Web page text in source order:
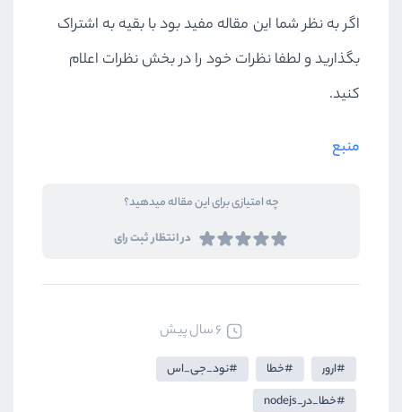
اگر به نظر شما این مقاله مفید بود با بقیه به اشتراک
بگذارید و لطفا نظرات خود را در بخش نظرات اعلام
کنید.
منبع
چه امتیازی برای این مقاله میدهید؟
در انتظار ثبت رای
6 سال پیش
ارور خطا
نود_جی_اس
خطا_در_nodejs